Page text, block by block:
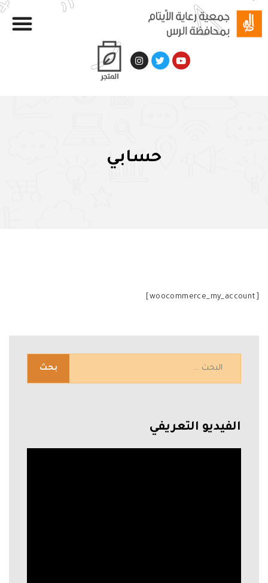
حسابي
الفيديو التعريفي